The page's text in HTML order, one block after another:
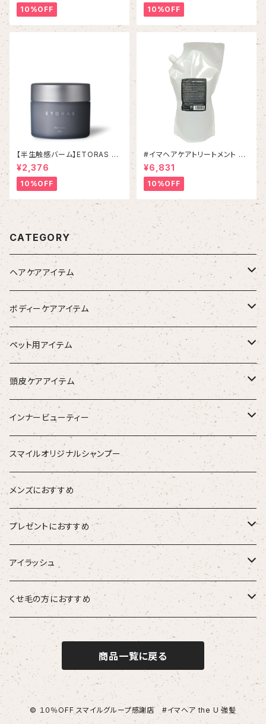
10%OFF 10%OFF
【半生触感バーム】ETORAS Ra
re Balm エトラスレアバー
ム 80g
¥2,376
10%OFF
#イマヘアケアトリートメント 80
0g リフィル
¥6,831
10%OFF
CATEGORY
ヘアケアアイテム
シャンプー
トリートメント（インバス）
トリートメント（アウトバス）
スタイリング器具
ストレートアイロン
ブラシ
スタイリング剤
ETORAS エトラス
hairU ハイル
ボディーケアアイテム
除毛クリーム
化粧水
ペット用アイテム
ワンちゃん用
ブラシ
頭皮ケアアイテム
強髪
nine
スキャルプブラシ
インナービューティー
青粒
海活潤
エステプロラボ
スマイルオリジナルシャンプー
メンズにおすすめ
プレゼントにおすすめ
大人女性
男性
女性
アイラッシュ
HSC強髪
くせ毛の方におすすめ
suwae（スワエ）
商品一覧に戻る
© １０％OFF スマイルグループ感謝店 #イマヘア the U 強髪